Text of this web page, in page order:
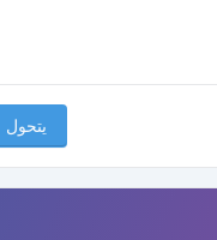
يتحول